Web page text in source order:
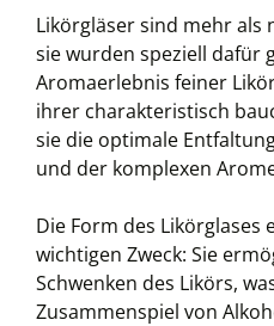
Likörgläser sind mehr als
sie wurden speziell dafür
Aromaerlebnis feiner
ihrer charakteristisch
sie die optimale
und der komplexen
Die Form des Likörglases
wichtigen Zweck: Sie
Schwenken des Likörs,
Zusammenspiel von